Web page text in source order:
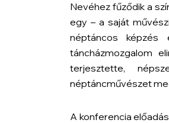
Nevéhez fűződik a
egy – a saját
néptáncos képzés
táncházmozgalom
terjesztette,
néptáncművészet
A konferencia